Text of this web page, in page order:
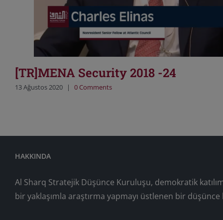
[TR]MENA Security 2018 -24
13 Ağustos 2020 | 0 Comments
HAKKINDA
Al Sharq Stratejik Düşünce Kuruluşu, demokratik
bir yaklaşımla araştırma yapmayı üstlenen bir